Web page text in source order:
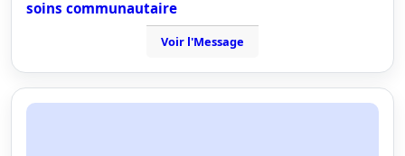
soins communautaire
Voir l'Message